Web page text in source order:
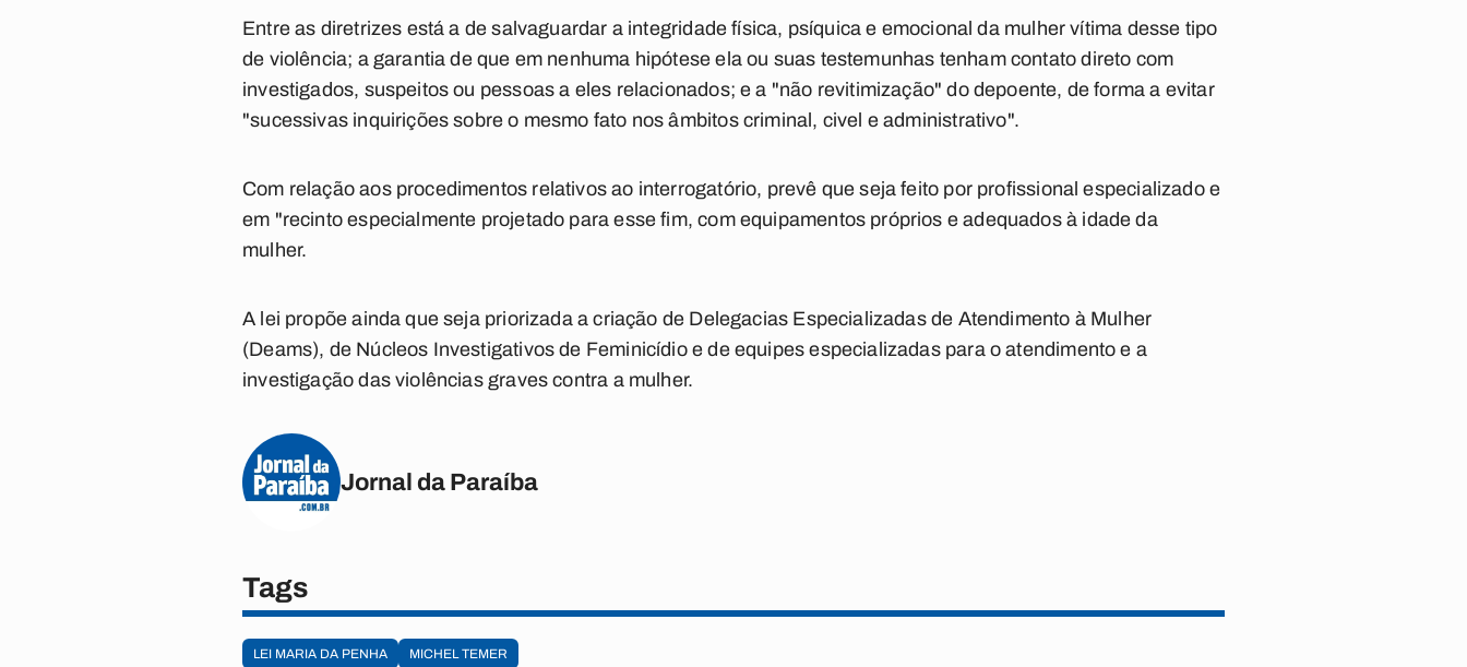
Entre as diretrizes está a de salvaguardar a integridade física, psíquica e emocional da mulher vítima desse tipo
de violência; a garantia de que em nenhuma hipótese ela ou suas testemunhas tenham contato direto com
investigados, suspeitos ou pessoas a eles relacionados; e a "não revitimização" do depoente, de forma a evitar
"sucessivas inquirições sobre o mesmo fato nos âmbitos criminal, civel e administrativo".
Com relação aos procedimentos relativos ao interrogatório, prevê que seja feito por profissional especializado e
em "recinto especialmente projetado para esse fim, com equipamentos próprios e adequados à idade da
mulher.
A lei propõe ainda que seja priorizada a criação de Delegacias Especializadas de Atendimento à Mulher
(Deams), de Núcleos Investigativos de Feminicídio e de equipes especializadas para o atendimento e a
investigação das violências graves contra a mulher.
Jornal da Paraíba
Tags
LEI MARIA DA PENHA MICHEL TEMER